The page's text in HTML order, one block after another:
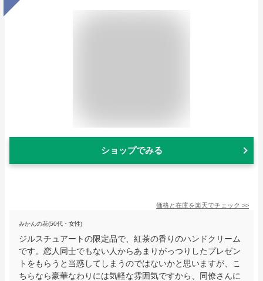
ショップでみる
価格と在庫を楽天でチェック >>
みかんの花(50代・女性)
ジルスチュアートの限定品で、紅茶の香りのハンドクリーム
です。恋人同士でもない人からあまりがっつりしたプレゼン
トをもらうと当惑してしまうのではないかと思いますが、こ
ちらなら豪華なわりには気軽な雰囲気ですから、同僚さんに